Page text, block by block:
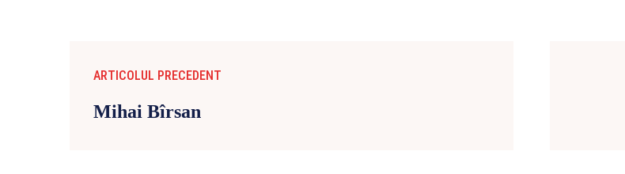
ARTICOLUL PRECEDENT
Mihai Bîrsan